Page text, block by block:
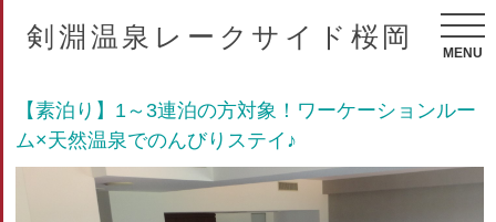
剣淵温泉レークサイド桜岡
MENU
【素泊り】1～3連泊の方対象！ワーケーションルー
ム×天然温泉でのんびりステイ♪